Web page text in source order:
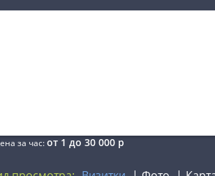
за час:от 1 до 30 000р